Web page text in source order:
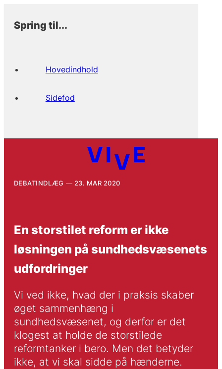
Spring til...
Hovedindhold
Sidefod
DEBATINDLÆG 23. MAR 2020
En storstilet reform er ikke
løsningen på sundhedsvæsenets
udfordringer
Vi ved ikke, hvad der i praksis skaber
øget sammenhæng i
sundhedsvæsenet, og derfor er det
klogest at holde de storstilede
reformtanker i bero. Men det betyder
ikke, at vi skal sidde på hænderne.